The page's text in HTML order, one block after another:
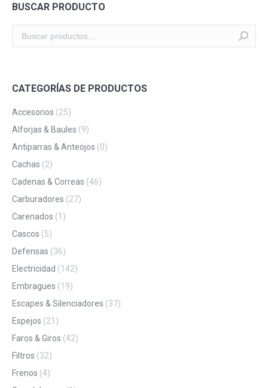
BUSCAR PRODUCTO
CATEGORÍAS DE PRODUCTOS
Accesorios (25)
Alforjas & Baules (9)
Antiparras & Anteojos (0)
Cachas (2)
Cadenas & Correas (46)
Carburadores (27)
Carenados (1)
Cascos (5)
Defensas (36)
Electricidad (142)
Embragues (19)
Escapes & Silenciadores (37)
Espejos (21)
Faros & Giros (42)
Filtros (32)
Frenos (4)